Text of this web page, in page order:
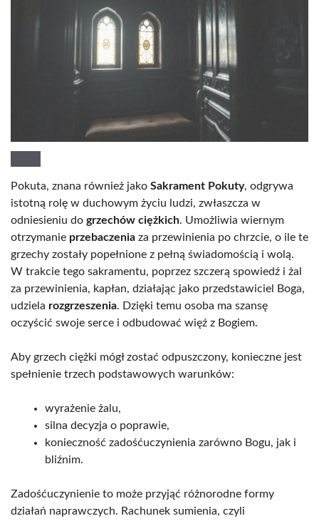
Pokuta, znana również jako Sakrament Pokuty, odgrywa
istotną rolę w duchowym życiu ludzi, zwłaszcza w
odniesieniu do grzechów ciężkich. Umożliwia wiernym
otrzymanie przebaczenia za przewinienia po chrzcie, o ile te
grzechy zostały popełnione z pełną świadomością i wolą.
W trakcie tego sakramentu, poprzez szczerą spowiedź i żal
za przewinienia, kapłan, działając jako przedstawiciel Boga,
udziela rozgrzeszenia. Dzięki temu osoba ma szansę
oczyścić swoje serce i odbudować więź z Bogiem.
Aby grzech ciężki mógł zostać odpuszczony, konieczne jest
spełnienie trzech podstawowych warunków:
wyrażenie żalu,
silna decyzja o poprawie,
konieczność zadośćuczynienia zarówno Bogu, jak i
bliźnim.
Zadośćuczynienie to może przyjąć różnorodne formy
działań naprawczych. Rachunek sumienia, czyli